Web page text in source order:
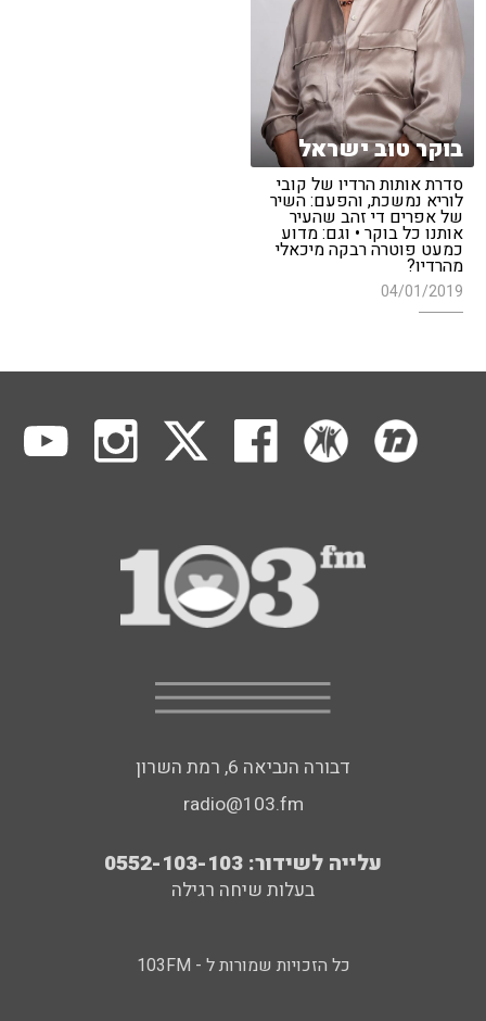
בוקר טוב ישראל
סדרת אותות הרדיו של קובי
לוריא נמשכת, והפעם: השיר
של אפרים די זהב שהעיר
אותנו כל בוקר • וגם: מדוע
כמעט פוטרה רבקה מיכאלי
מהרדיו?
04/01/2019
דבורה הנביאה 6, רמת השרון
radio@103.fm
עלייה לשידור: 0552-103-103
בעלות שיחה רגילה
כל הזכויות שמורות ל - 103FM